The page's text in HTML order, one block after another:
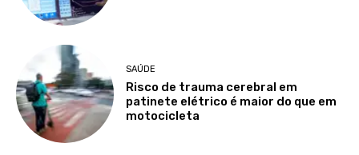
SAÚDE
Risco de trauma cerebral em
patinete elétrico é maior do que em
motocicleta